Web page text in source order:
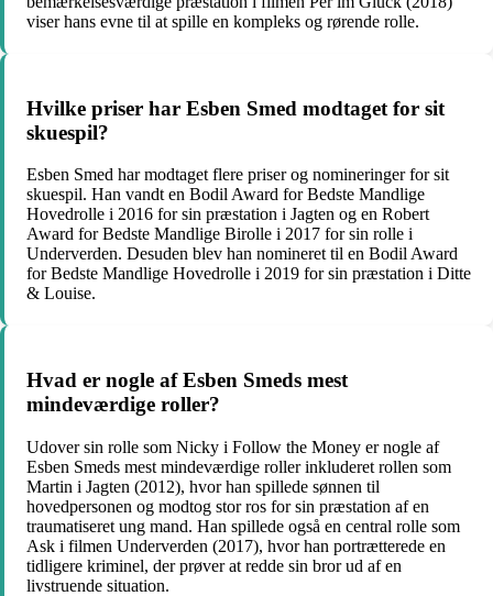
viser hans evne til at spille en kompleks og rørende rolle.
Hvilke priser har Esben Smed modtaget for sit
skuespil?
Esben Smed har modtaget flere priser og nomineringer for sit
skuespil. Han vandt en Bodil Award for Bedste Mandlige
Hovedrolle i 2016 for sin præstation i Jagten og en Robert
Award for Bedste Mandlige Birolle i 2017 for sin rolle i
Underverden. Desuden blev han nomineret til en Bodil Award
for Bedste Mandlige Hovedrolle i 2019 for sin præstation i Ditte
& Louise.
Hvad er nogle af Esben Smeds mest
mindeværdige roller?
Udover sin rolle som Nicky i Follow the Money er nogle af
Esben Smeds mest mindeværdige roller inkluderet rollen som
Martin i Jagten (2012), hvor han spillede sønnen til
hovedpersonen og modtog stor ros for sin præstation af en
traumatiseret ung mand. Han spillede også en central rolle som
Ask i filmen Underverden (2017), hvor han portrætterede en
tidligere kriminel, der prøver at redde sin bror ud af en
livstruende situation.